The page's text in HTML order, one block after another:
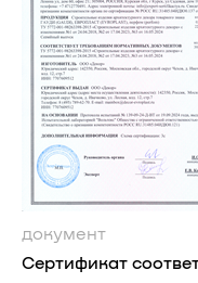
документ
Сертификат